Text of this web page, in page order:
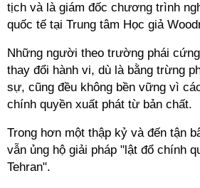
tịch và là giám đốc chương trình
quốc tế tại Trung tâm Học giả
Những người theo trường phái
thay đổi hành vi, dù là bằng trừng
sự, cũng đều không bền vững vì
chính quyền xuất phát từ bản chất.
Trong hơn một thập kỷ và đến tận
vẫn ủng hộ giải pháp "lật đổ chính
Tehran".